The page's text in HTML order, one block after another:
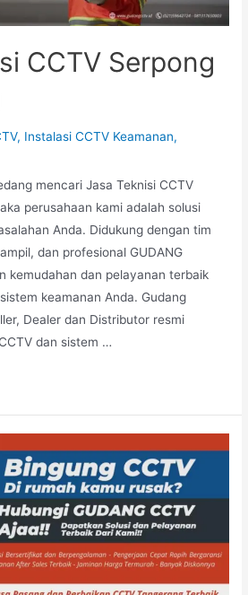
CCTV Serpong
, Instalasi CCTV Keamanan,
mencari Jasa Teknisi CCTV
perusahaan kami adalah solusi
Anda. Didukung dengan tim
dan profesional GUDANG
kemudahan dan pelayanan terbaik
keamanan Anda. Gudang
Dealer dan Distributor resmi
dan sistem …